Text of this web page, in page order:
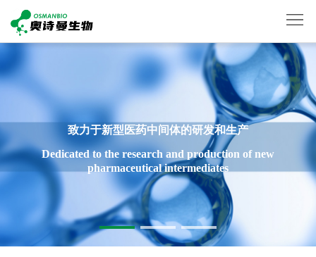
页
于
我
产
品
新
态
致力于新型医药中间体的研发和生产
Dedicated to the research and production of new
pharmaceutical intermediates